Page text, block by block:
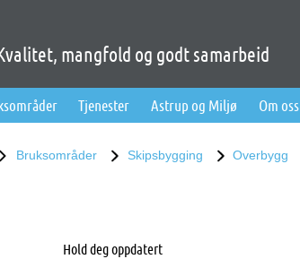
mangfold og godt samarbeid
Tjenester Astrup og Miljø Om oss
Bruksområder Skipsbygging Overbygg
Hold deg oppdatert